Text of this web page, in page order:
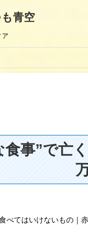
青空
ア
食事”で亡